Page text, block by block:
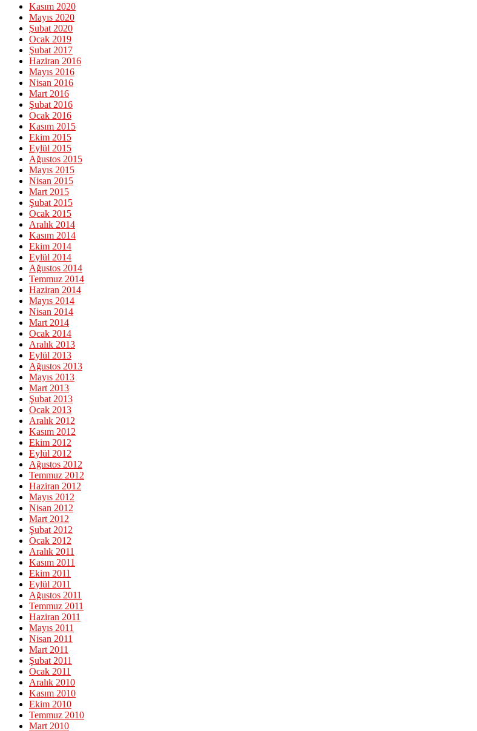
Kasım 2020
Mayıs 2020
Şubat 2020
Ocak 2019
Şubat 2017
Haziran 2016
Mayıs 2016
Nisan 2016
Mart 2016
Şubat 2016
Ocak 2016
Kasım 2015
Ekim 2015
Eylül 2015
Ağustos 2015
Mayıs 2015
Nisan 2015
Mart 2015
Şubat 2015
Ocak 2015
Aralık 2014
Kasım 2014
Ekim 2014
Eylül 2014
Ağustos 2014
Temmuz 2014
Haziran 2014
Mayıs 2014
Nisan 2014
Mart 2014
Ocak 2014
Aralık 2013
Eylül 2013
Ağustos 2013
Mayıs 2013
Mart 2013
Şubat 2013
Ocak 2013
Aralık 2012
Kasım 2012
Ekim 2012
Eylül 2012
Ağustos 2012
Temmuz 2012
Haziran 2012
Mayıs 2012
Nisan 2012
Mart 2012
Şubat 2012
Ocak 2012
Aralık 2011
Kasım 2011
Ekim 2011
Eylül 2011
Ağustos 2011
Temmuz 2011
Haziran 2011
Mayıs 2011
Nisan 2011
Mart 2011
Şubat 2011
Ocak 2011
Aralık 2010
Kasım 2010
Ekim 2010
Temmuz 2010
Mart 2010